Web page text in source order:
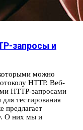
запросы и
можно
HTTP. Веб-
HTTP-запросами
тестирования
предлагает
О них мы и